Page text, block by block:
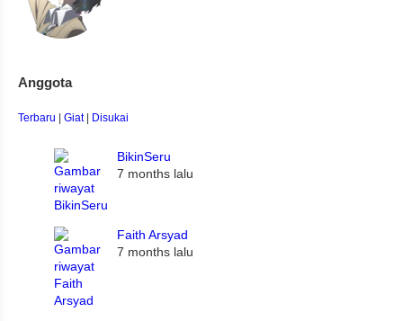
Anggota
Terbaru | Giat | Disukai
BikinSeru
7 months lalu
Faith Arsyad
7 months lalu